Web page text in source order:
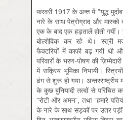
फरवरी 1917 के अन्त में ”युद्ध
नारे के साथ पेत्रोग्राद और मास्को
एक के बाद एक हड़तालें होती गयीं।
बोल्शेविक कर रहे थे। स्त्री
फैक्टरियों में काफी बढ़ गयी थी
परिवारों के भरण-पोषण की
में सक्रिय भूमिका निभायी।
ढंग से शुरू हो गया। अन्तरराष्ट्रीय
के कुछ बुनियादी तत्वों से परिचित
”रोटी और अमन”, तथा ”हमारे
के नारे के साथ सड़कों पर उतर